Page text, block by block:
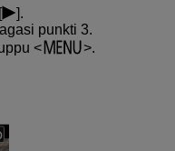
].
punkti 3.
.